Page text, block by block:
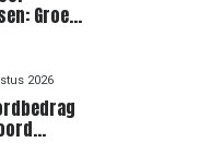
Groen
2026